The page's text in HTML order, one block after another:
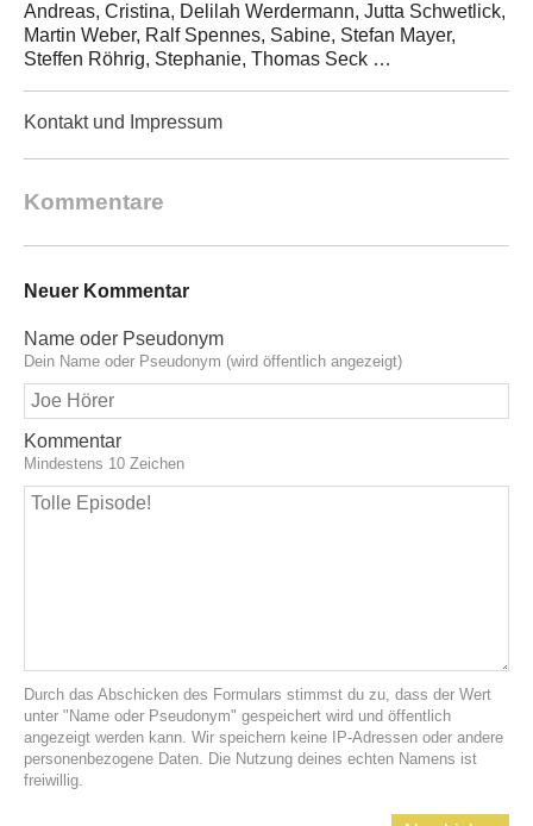
Andreas, Cristina, Delilah Werdermann, Jutta Schwetlick,
Martin Weber, Ralf Spennes, Sabine, Stefan Mayer,
Steffen Röhrig, Stephanie, Thomas Seck …
Kontakt und Impressum
Kommentare
Neuer Kommentar
Name oder Pseudonym
Dein Name oder Pseudonym (wird öffentlich angezeigt)
Kommentar
Mindestens 10 Zeichen
Durch das Abschicken des Formulars stimmst du zu, dass der Wert
unter "Name oder Pseudonym" gespeichert wird und öffentlich
angezeigt werden kann. Wir speichern keine IP-Adressen oder andere
personenbezogene Daten. Die Nutzung deines echten Namens ist
freiwillig.